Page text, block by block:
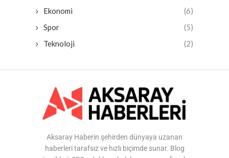
Ekonomi
(6)
Spor
(5)
Teknoloji
(2)
Aksaray Haberin şehirden dünyaya uzanan
haberleri tarafsız ve hızlı biçimde sunar. Blog